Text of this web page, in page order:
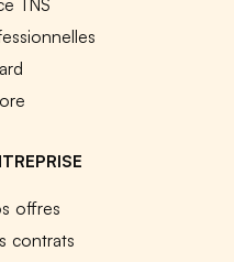
offres
contrats